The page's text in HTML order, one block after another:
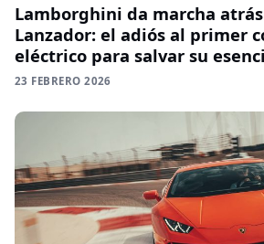
Lamborghini da marcha
Lanzador: el adiós al primer
eléctrico para salvar su
23 FEBRERO 2026